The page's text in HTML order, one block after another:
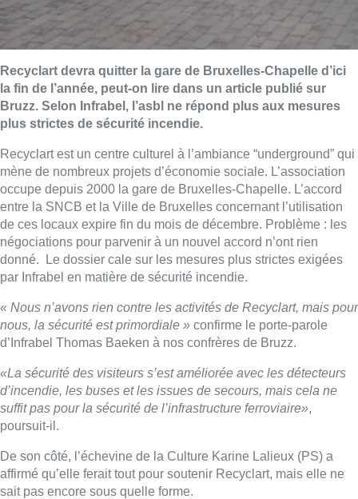
Recyclart devra quitter la gare de Bruxelles-Chapelle d’ici
la fin de l’année, peut-on lire dans un article publié sur
Bruzz. Selon Infrabel, l’asbl ne répond plus aux mesures
plus strictes de sécurité incendie.
Recyclart est un centre culturel à l’ambiance “underground” qui
mène de nombreux projets d’économie sociale. L’association
occupe depuis 2000 la gare de Bruxelles-Chapelle. L’accord
entre la SNCB et la Ville de Bruxelles concernant l’utilisation
de ces locaux expire fin du mois de décembre. Problème : les
négociations pour parvenir à un nouvel accord n’ont rien
donné. Le dossier cale sur les mesures plus strictes exigées
par Infrabel en matière de sécurité incendie.
« Nous n’avons rien contre les activités de Recyclart, mais pour
nous, la sécurité est primordiale » confirme le porte-parole
d’Infrabel Thomas Baeken à nos confrères de Bruzz.
«La sécurité des visiteurs s’est améliorée avec les détecteurs
d’incendie, les buses et les issues de secours, mais cela ne
suffit pas pour la sécurité de l’infrastructure ferroviaire»,
poursuit-il.
De son côté, l’échevine de la Culture Karine Lalieux (PS) a
affirmé qu’elle ferait tout pour soutenir Recyclart, mais elle ne
sait pas encore sous quelle forme.